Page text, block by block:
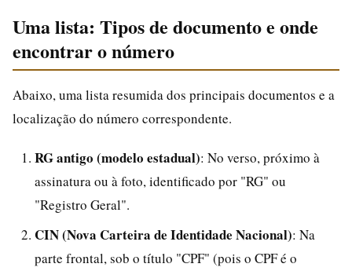
Uma lista: Tipos de documento e onde
encontrar o número
Abaixo, uma lista resumida dos principais documentos e a
localização do número correspondente.
RG antigo (modelo estadual): No verso, próximo à
assinatura ou à foto, identificado por "RG" ou
"Registro Geral".
CIN (Nova Carteira de Identidade Nacional): Na
parte frontal, sob o título "CPF" (pois o CPF é o